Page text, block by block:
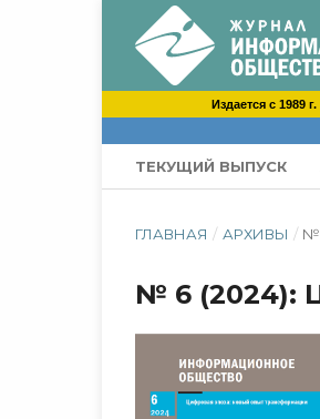
Издается с 1989 г.
ТЕКУЩИЙ ВЫПУСК
ГЛАВНАЯ / АРХИВЫ / №
№ 6 (2024):